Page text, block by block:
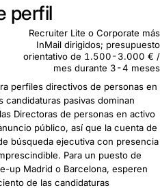
perfil
Recruiter Lite o Corporate más
InMail dirigidos; presupuesto
orientativo de 1.500-3.000 € /
mes durante 3-4 meses
perfiles directivos de personas en
candidaturas pasivas dominan
Directoras de personas en activo
público, así que la cuenta de
búsqueda ejecutiva con presencia
Para un puesto de
up Madrid o Barcelona, esperen
de las candidaturas